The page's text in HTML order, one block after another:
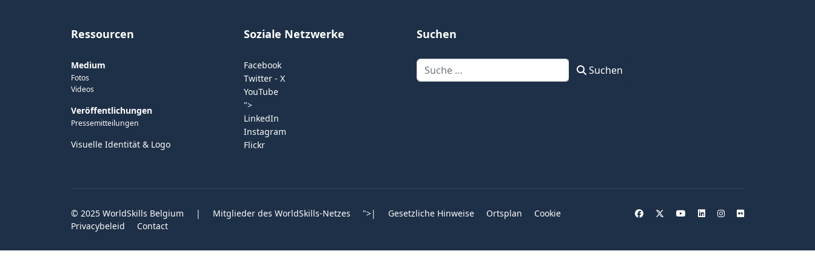
Ressourcen
Medium
Fotos
Videos
Veröffentlichungen
Pressemitteilungen
Visuelle Identität & Logo
Soziale Netzwerke
Facebook
Twitter - X
YouTube
">
LinkedIn
Instagram
Flickr
Suchen
Suchen Suchen
© 2025 WorldSkills Belgium | Mitglieder des WorldSkills-Netzes ">| Gesetzliche Hinweise Ortsplan
Cookie
Privacybeleid
Contact